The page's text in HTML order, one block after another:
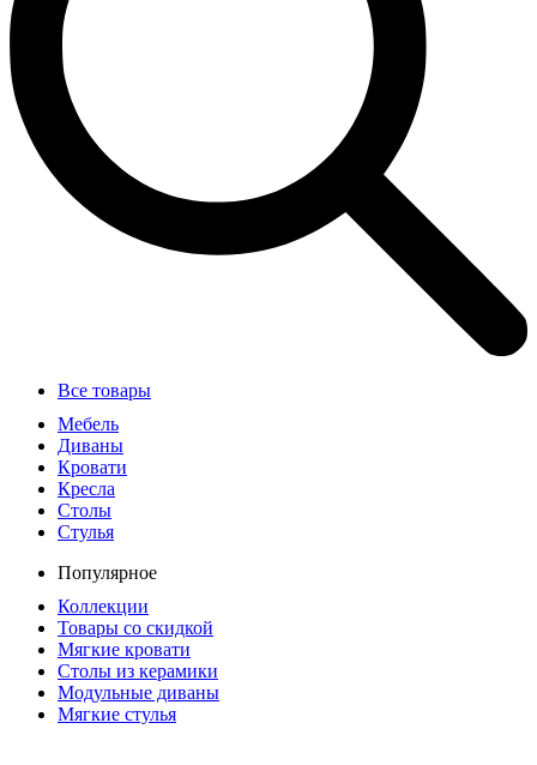
Все товары
Мебель
Диваны
Кровати
Кресла
Столы
Стулья
Популярное
Коллекции
Товары со скидкой
Мягкие кровати
Столы из керамики
Модульные диваны
Мягкие стулья